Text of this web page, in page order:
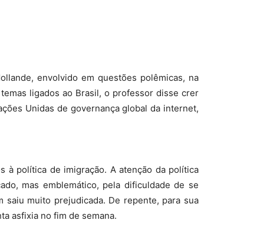
envolvido em questões polêmicas, na
ligados ao Brasil, o professor disse crer
Unidas de governança global da internet,
à política de imigração. A atenção da política
mas emblemático, pela dificuldade de se
muito prejudicada. De repente, para sua
asfixia no fim de semana.